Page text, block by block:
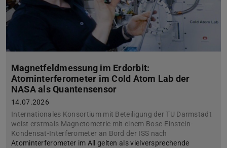
Magnetfeldmessung im Erdorbit:
Atominterferometer im Cold Atom Lab der
NASA als Quantensensor
14.07.2026
Internationales Konsortium mit Beteiligung der TU Darmstadt
weist erstmals Magnetometrie mit einem Bose-Einstein-
Kondensat-Interferometer an Bord der ISS nach
Atominterferometer im All gelten als vielversprechende